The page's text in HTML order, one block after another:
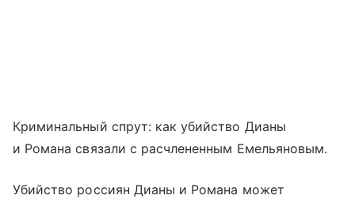
Криминальный спрут: как убийство Дианы
и Романа связали с расчлененным Емельяновым.
Убийство россиян Дианы и Романа может